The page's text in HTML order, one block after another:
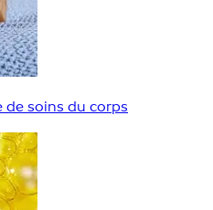
soins du corps